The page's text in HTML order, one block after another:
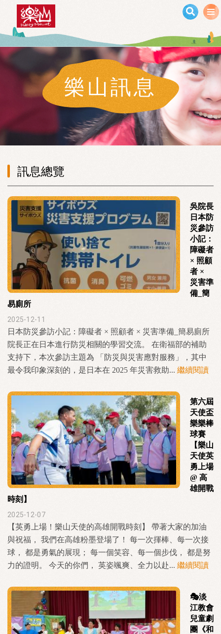
移至主內容
樂山訊息
訊息總覽
吳院長
日本防
災參訪
小記：
障礙者
× 照顧
者 ×
災害準
備_簡
易廁所
2025-12-11
日本防災參訪小記：障礙者 × 照顧者 × 災害準備_簡易廁所
院長正在日本進行防災相關的學習交流。 在衛福部的補助
支持下，本次參訪主題為 「防災與災害應對服務」，其中
最令我印象深刻的，是日本在 2025 年災害救助... 繼續閱讀
第六屆
天使盃
樂樂棒
球賽
【樂山
天使英
勇上場
@ 高
雄開戰
時刻】
2025-12-07
【英勇上場！樂山天使的高雄開戰時刻】 帶著大家的加油
與祝福， 我們在高雄粉墨登場了！ 每一次揮棒、每一次接
球， 都是勇氣的展現； 每一個笑容、每一個步伐， 都是努
力的證明。 今天的你們， 英姿颯爽、全力以赴... 繼續閱讀
🎭淡
江教會
兒童劇
團《和